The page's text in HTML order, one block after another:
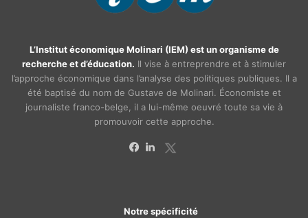
L’Institut économique Molinari (IEM) est un organisme de
recherche et d’éducation. Il vise à entreprendre et à stimuler
l’approche économique dans l’analyse des politiques publiques. Il a
été baptisé du nom de Gustave de Molinari. Économiste et
journaliste franco-belge, il a lui-même oeuvré toute sa vie à
promouvoir cette approche.
Notre spécificité